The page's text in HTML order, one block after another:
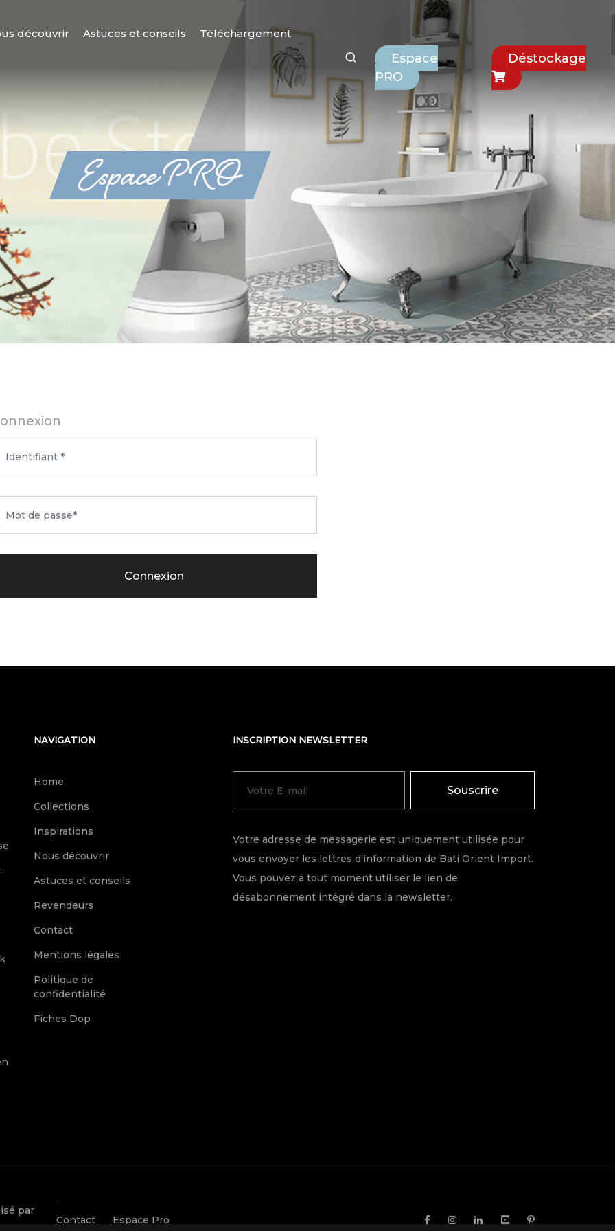
découvrir Astuces et conseils Téléchargement
Espace
PRO
Déstockage
Espace PRO
Connexion
NAVIGATION
Home
Collections
Inspirations
Nous découvrir
Astuces et conseils
Revendeurs
Contact
Mentions légales
Politique de
confidentialité
Fiches Dop
INSCRIPTION NEWSLETTER
Souscrire
Votre adresse de messagerie est uniquement utilisée pour
vous envoyer les lettres d'information de Bati Orient Import.
Vous pouvez à tout moment utiliser le lien de
désabonnement intégré dans la newsletter.
par
Contact Espace Pro